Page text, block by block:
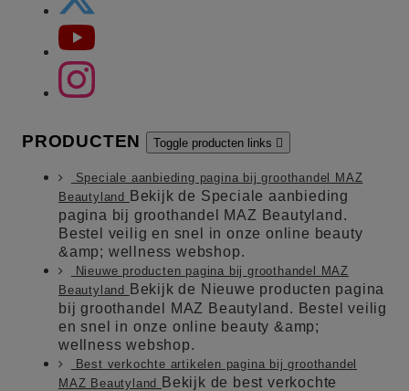
PRODUCTEN Toggle producten links 
Speciale aanbieding pagina bij groothandel MAZ
Beautyland Bekijk de Speciale aanbieding
pagina bij groothandel MAZ Beautyland.
Bestel veilig en snel in onze online beauty
&amp; wellness webshop.
Nieuwe producten pagina bij groothandel MAZ
Beautyland Bekijk de Nieuwe producten pagina
bij groothandel MAZ Beautyland. Bestel veilig
en snel in onze online beauty &amp;
wellness webshop.
Best verkochte artikelen pagina bij groothandel
MAZ Beautyland Bekijk de best verkochte